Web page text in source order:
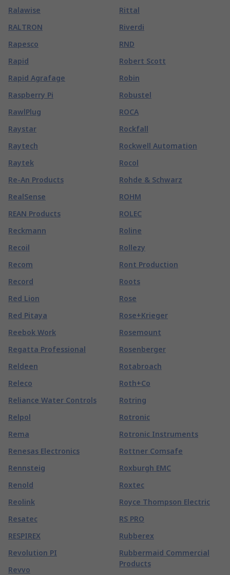
Ralawise
RALTRON
Rapesco
Rapid
Rapid Agrafage
Raspberry Pi
RawlPlug
Raystar
Raytech
Raytek
Re-An Products
RealSense
REAN Products
Reckmann
Recoil
Recom
Record
Red Lion
Red Pitaya
Reebok Work
Regatta Professional
Reldeen
Releco
Reliance Water Controls
Relpol
Rema
Renesas Electronics
Rennsteig
Renold
Reolink
Resatec
RESPIREX
Revolution PI
Revvo
Rittal
Riverdi
RND
Robert Scott
Robin
Robustel
ROCA
Rockfall
Rockwell Automation
Rocol
Rohde & Schwarz
ROHM
ROLEC
Roline
Rollezy
Ront Production
Roots
Rose
Rose+Krieger
Rosemount
Rosenberger
Rotabroach
Roth+Co
Rotring
Rotronic
Rotronic Instruments
Rottner Comsafe
Roxburgh EMC
Roxtec
Royce Thompson Electric
RS PRO
Rubberex
Rubbermaid Commercial
Products